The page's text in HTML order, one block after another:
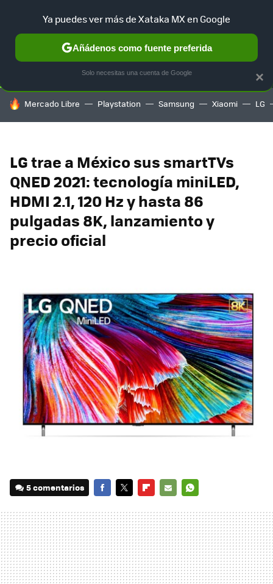
SELECCIÓN GAMING HOME AUTO TERRITORIO
HOY SE HABLA DE
Mercado Libre Playstation Samsung Xiaomi LG
LG trae a México sus smartTVs
QNED 2021: tecnología miniLED,
HDMI 2.1, 120 Hz y hasta 86
pulgadas 8K, lanzamiento y
precio oficial
5 comentarios
MAIL
×
Ya puedes ver más de Xataka MX en Google
Añádenos como fuente preferida
Solo necesitas una cuenta de Google